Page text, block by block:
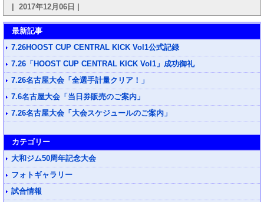
| 2017年12月06日 |
最新記事
7.26HOOST CUP CENTRAL KICK Vol1公式記録
7.26「HOOST CUP CENTRAL KICK Vol1」成功御礼
7.26名古屋大会「全選手計量クリア！」
7.6名古屋大会「当日券販売のご案内」
7.26名古屋大会「大会スケジュールのご案内」
カテゴリー
大和ジム50周年記念大会
フォトギャラリー
試合情報